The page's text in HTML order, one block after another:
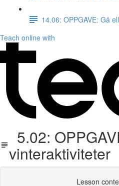
14.06: OPPGAVE: Gå
Teach online with
5.02:
vinteraktiviteter
Lesson